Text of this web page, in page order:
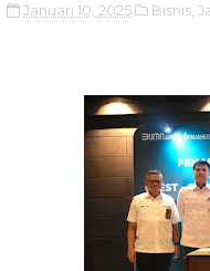
Januari 10, 2025 Bisnis,